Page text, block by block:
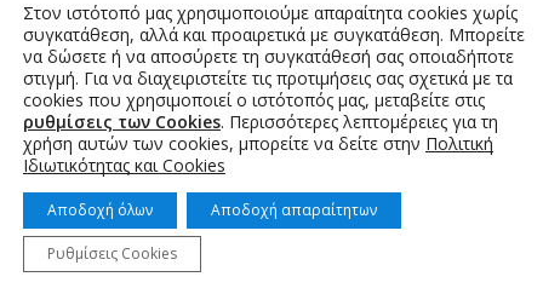
ELYSEE
0,50€ – 33,42€
© 2022 topotistiraki.gr | Powered by idcs
Στον ιστότοπό μας χρησιμοποιούμε απαραίτητα cookies χωρίς
συγκατάθεση, αλλά και προαιρετικά με συγκατάθεση. Μπορείτε
να δώσετε ή να αποσύρετε τη συγκατάθεσή σας οποιαδήποτε
στιγμή. Για να διαχειριστείτε τις προτιμήσεις σας σχετικά με τα
cookies που χρησιμοποιεί ο ιστότοπός μας, μεταβείτε στις
ρυθμίσεις των Cookies. Περισσότερες λεπτομέρειες για τη
χρήση αυτών των cookies, μπορείτε να δείτε στην Πολιτική
Ιδιωτικότητας και Cookies
Αποδοχή όλων Αποδοχή απαραίτητων
Ρυθμίσεις Cookies